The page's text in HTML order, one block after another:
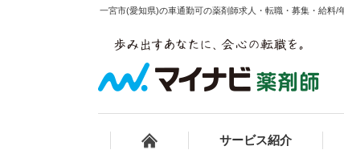
一宮市(愛知県)の車通勤可の薬剤師求人・転職・募集・給料/
サービス紹介